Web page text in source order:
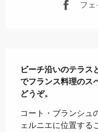
フェ
ビーチ沿いのテラス
でフランス料理のス
どうぞ。
コート・ブランシュ
ェルニエに位置する